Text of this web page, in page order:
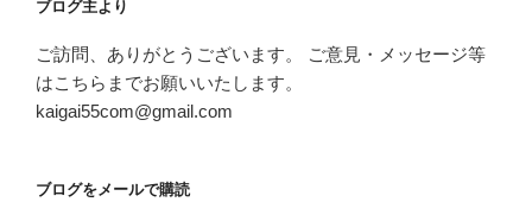
ブログ主より
ご訪問、ありがとうございます。 ご意見・メッセージ等
はこちらまでお願いいたします。
kaigai55com@gmail.com
ブログをメールで購読